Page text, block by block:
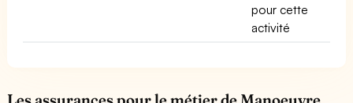
pour cette
activité